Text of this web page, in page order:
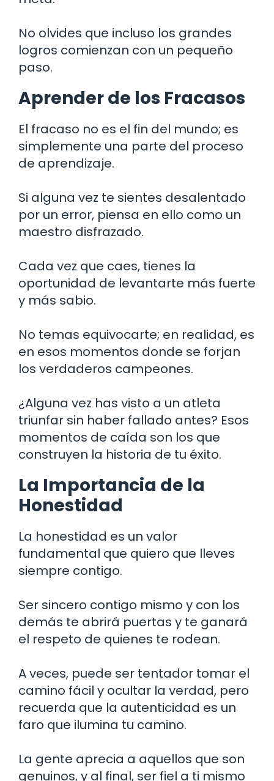
No olvides que incluso los grandes
logros comienzan con un pequeño
paso.
Aprender de los Fracasos
El fracaso no es el fin del mundo; es
simplemente una parte del proceso
de aprendizaje.
Si alguna vez te sientes desalentado
por un error, piensa en ello como un
maestro disfrazado.
Cada vez que caes, tienes la
oportunidad de levantarte más fuerte
y más sabio.
No temas equivocarte; en realidad, es
en esos momentos donde se forjan
los verdaderos campeones.
¿Alguna vez has visto a un atleta
triunfar sin haber fallado antes? Esos
momentos de caída son los que
construyen la historia de tu éxito.
La Importancia de la
Honestidad
La honestidad es un valor
fundamental que quiero que lleves
siempre contigo.
Ser sincero contigo mismo y con los
demás te abrirá puertas y te ganará
el respeto de quienes te rodean.
A veces, puede ser tentador tomar el
camino fácil y ocultar la verdad, pero
recuerda que la autenticidad es un
faro que ilumina tu camino.
La gente aprecia a aquellos que son
genuinos, y al final, ser fiel a ti mismo